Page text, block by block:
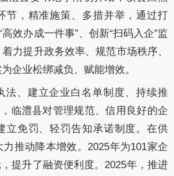
节，精准施策、多措并举，通过打
高效办成一件事”、创新“扫码入企”监
力提升政务效率、规范市场秩序、
企业松绑减负、赋能增效。
法、建立企业白名单制度、持续推
临澧县对管理规范、信用良好的企
立免罚、轻罚告知承诺制度。在供
推动降本增效。2025年为101家企
提升了融资便利度。2025年，推进